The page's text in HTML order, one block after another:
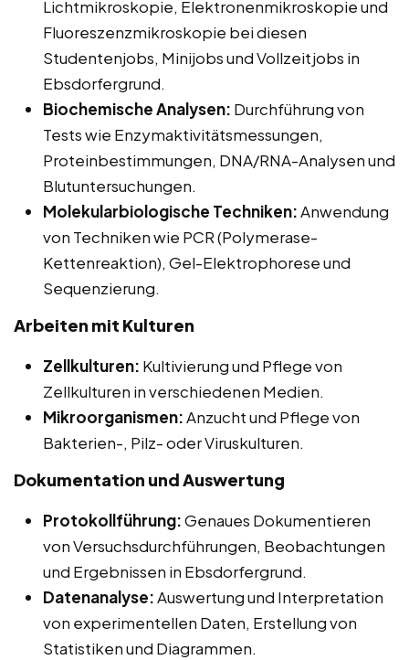
Lichtmikroskopie, Elektronenmikroskopie und
Fluoreszenzmikroskopie bei diesen
Studentenjobs, Minijobs und Vollzeitjobs in
Ebsdorfergrund.
Biochemische Analysen: Durchführung von
Tests wie Enzymaktivitätsmessungen,
Proteinbestimmungen, DNA/RNA-Analysen und
Blutuntersuchungen.
Molekularbiologische Techniken:Anwendung
von Techniken wie PCR (Polymerase-
Kettenreaktion), Gel-Elektrophorese und
Sequenzierung.
Arbeiten mit Kulturen
Zellkulturen: Kultivierung und Pflege von
Zellkulturen in verschiedenen Medien.
Mikroorganismen:Anzucht und Pflege von
Bakterien-, Pilz- oder Viruskulturen.
Dokumentation und Auswertung
Protokollführung:Genaues Dokumentieren
von Versuchsdurchführungen, Beobachtungen
und Ergebnissen in Ebsdorfergrund.
Datenanalyse:Auswertung und Interpretation
von experimentellen Daten, Erstellung von
Statistiken und Diagrammen.